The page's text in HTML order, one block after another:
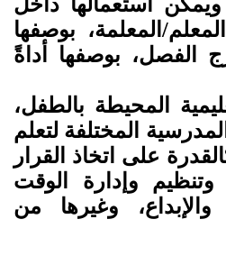
المعلمة، بوصفها
الفصل، بوصفها أداةً
المحيطة بالطفل،
المختلفة لتعلم
على اتخاذ القرار
وتنظيم وإدارة الوقت
والإبداع، وغيرها من